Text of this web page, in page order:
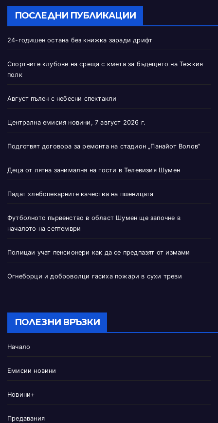
ПОСЛЕДНИ ПУБЛИКАЦИИ
24-годишен остана без книжка заради дрифт
Спортните клубове на среща с кмета за бъдещето на Тежкия
полк
Август пълен с небесни спектакли
Централна емисия новини, 7 август 2026 г.
Подготвят договора за ремонта на стадион „Панайот Волов“
Деца от лятна занималня на гости в Телевизия Шумен
Падат хлебопекарните качества на пшеницата
Футболното първенство в област Шумен ще започне в
началото на септември
Полицаи учат пенсионери как да се предпазят от измами
Огнеборци и доброволци гасиха пожари в сухи треви
ПОЛЕЗНИ ВРЪЗКИ
Начало
Емисии новини
Новини+
Предавания